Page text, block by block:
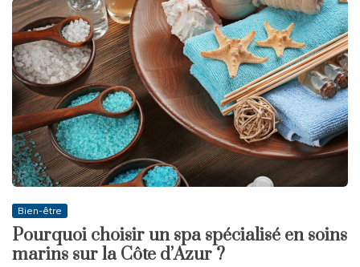
Bien-être
Pourquoi choisir un spa spécialisé en soins
marins sur la Côte d’Azur ?